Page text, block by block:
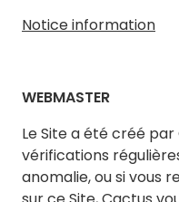
Notice information
WEBMASTER
Le Site a été créé
vérifications
anomalie, ou si vous